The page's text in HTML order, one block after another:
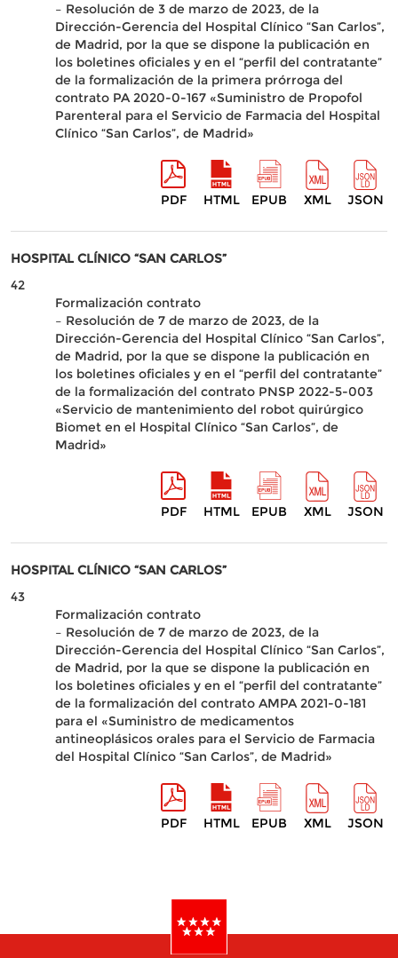
– Resolución de 3 de marzo de 2023, de la
Dirección-Gerencia del Hospital Clínico “San Carlos”,
de Madrid, por la que se dispone la publicación en
los boletines oficiales y en el “perfil del contratante”
de la formalización de la primera prórroga del
contrato PA 2020-0-167 «Suministro de Propofol
Parenteral para el Servicio de Farmacia del Hospital
Clínico “San Carlos”, de Madrid»
PDF HTML EPUB XML JSON
HOSPITAL CLÍNICO “SAN CARLOS”
42
Formalización contrato
– Resolución de 7 de marzo de 2023, de la
Dirección-Gerencia del Hospital Clínico “San Carlos”,
de Madrid, por la que se dispone la publicación en
los boletines oficiales y en el “perfil del contratante”
de la formalización del contrato PNSP 2022-5-003
«Servicio de mantenimiento del robot quirúrgico
Biomet en el Hospital Clínico “San Carlos”, de
Madrid»
PDF HTML EPUB XML JSON
HOSPITAL CLÍNICO “SAN CARLOS”
43
Formalización contrato
– Resolución de 7 de marzo de 2023, de la
Dirección-Gerencia del Hospital Clínico “San Carlos”,
de Madrid, por la que se dispone la publicación en
los boletines oficiales y en el “perfil del contratante”
de la formalización del contrato AMPA 2021-0-181
para el «Suministro de medicamentos
antineoplásicos orales para el Servicio de Farmacia
del Hospital Clínico “San Carlos”, de Madrid»
PDF HTML EPUB XML JSON